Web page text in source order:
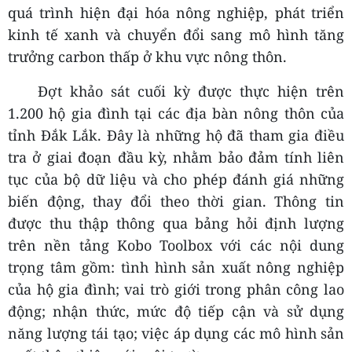
quá trình hiện đại hóa nông nghiệp, phát triển
kinh tế xanh và chuyển đổi sang mô hình tăng
trưởng carbon thấp ở khu vực nông thôn.
Đợt khảo sát cuối kỳ được thực hiện trên
1.200 hộ gia đình tại các địa bàn nông thôn của
tỉnh Đắk Lắk. Đây là những hộ đã tham gia điều
tra ở giai đoạn đầu kỳ, nhằm bảo đảm tính liên
tục của bộ dữ liệu và cho phép đánh giá những
biến động, thay đổi theo thời gian. Thông tin
được thu thập thông qua bảng hỏi định lượng
trên nền tảng Kobo Toolbox với các nội dung
trọng tâm gồm: tình hình sản xuất nông nghiệp
của hộ gia đình; vai trò giới trong phân công lao
động; nhận thức, mức độ tiếp cận và sử dụng
năng lượng tái tạo; việc áp dụng các mô hình sản